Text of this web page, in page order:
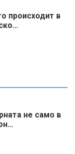
происходит в
не само в